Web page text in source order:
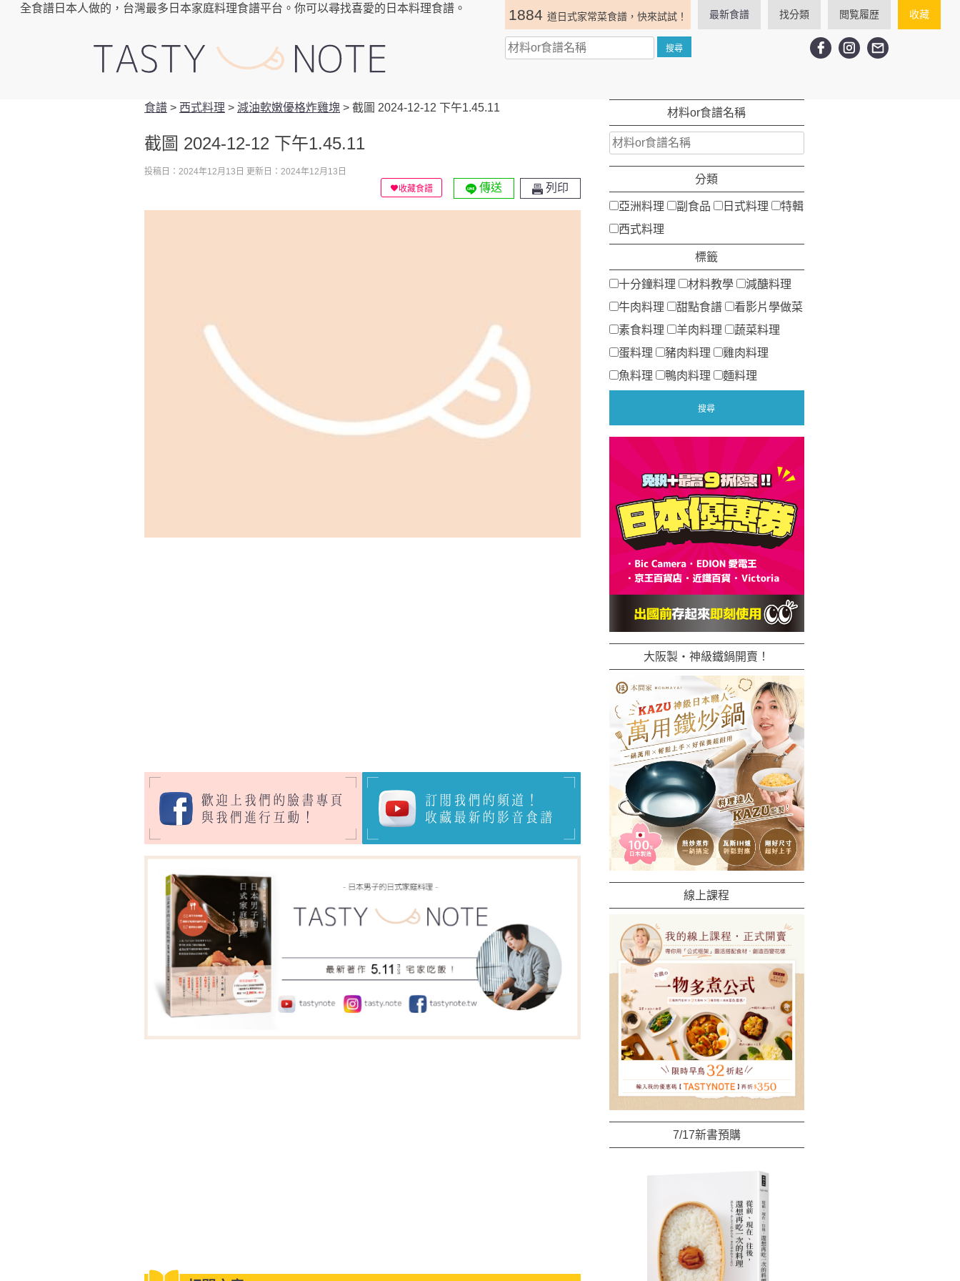
全食譜日本人做的，台灣最多日本家庭料理食譜平台。你可以尋找喜愛的日本料理食譜。 1884 道日式家常菜食譜，快來試試！ 最新食譜 找分類 閲覧履歴 收藏
食譜 > 西式料理 > 減油軟嫩優格炸雞塊 > 截圖 2024-12-12 下午1.45.11
截圖 2024-12-12 下午1.45.11
投稿日：2024年12月13日 更新日：2024年12月13日
收藏食譜
傳送 列印
材料or食譜名稱
分類
亞洲料理 副食品 日式料理
特輯
西式料理
標籤
十分鐘料理 材料教學
減醣料理
牛肉料理
甜點食譜
看影片學做菜
素食料理
羊肉料理
蔬菜料理
蛋料理
豬肉料理
雞肉料理
魚料理
鴨肉料理 麵料理
大阪製・神級鐵鍋開賣！
線上課程
7/17新書預購